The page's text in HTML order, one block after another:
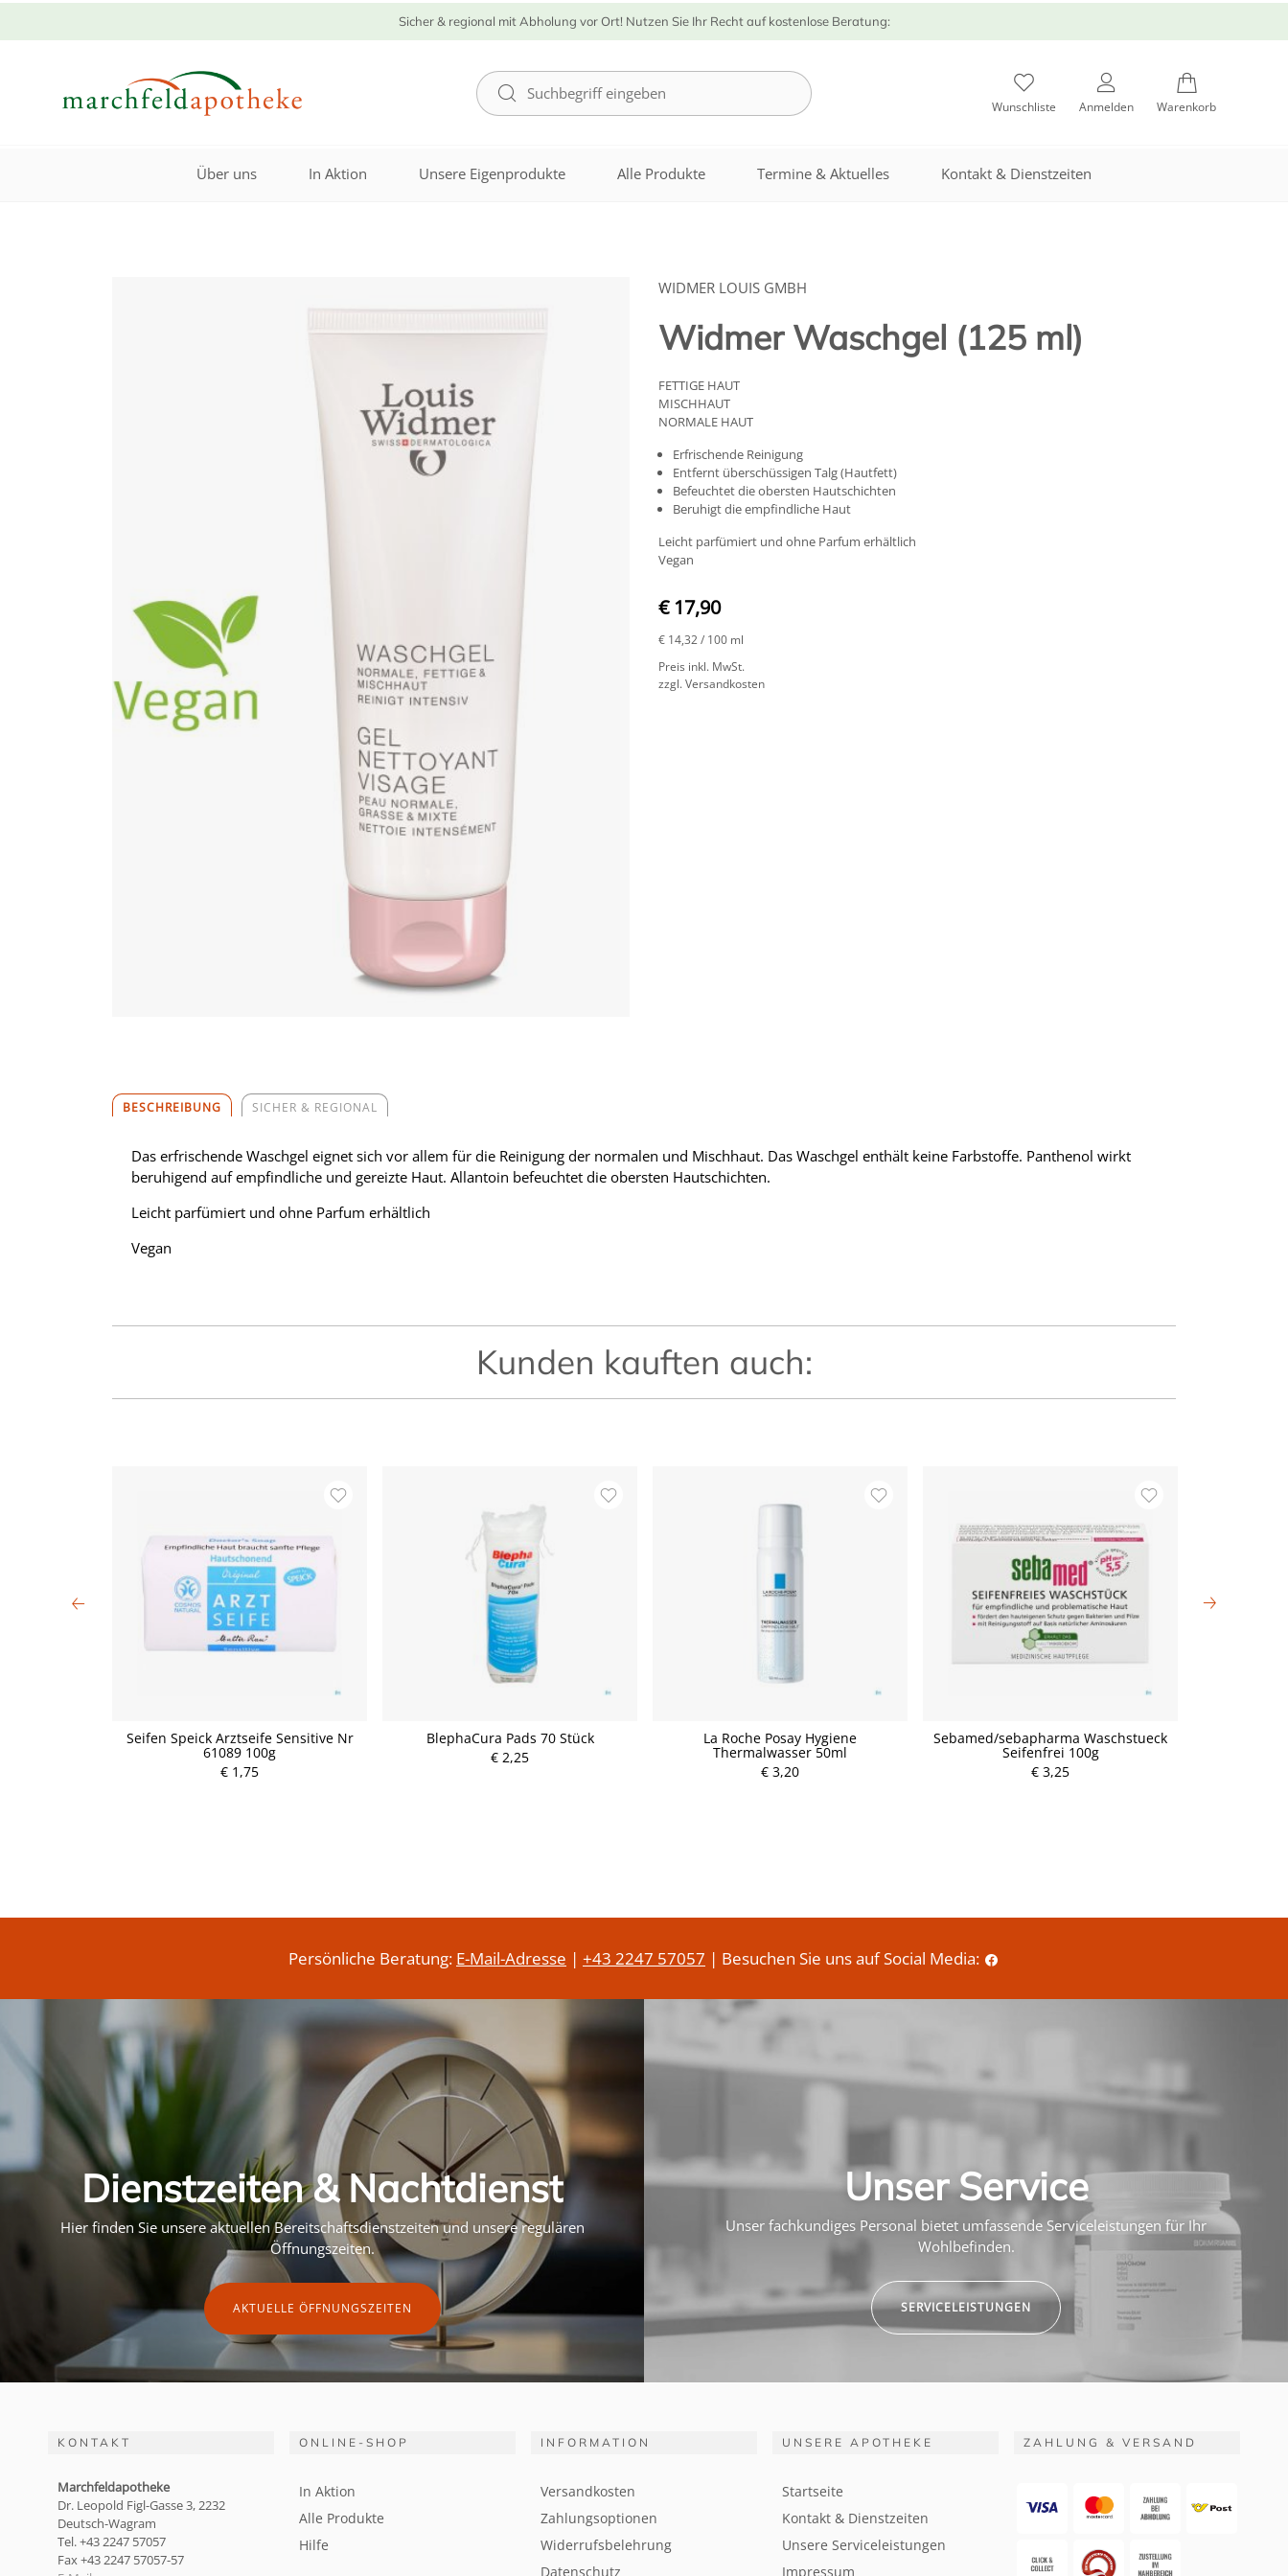
Sicher & regional mit Abholung vor Ort! Nutzen Sie Ihr Recht auf kostenlose Beratung:
Wunschliste Anmelden Warenkorb
Über uns In Aktion Unsere Eigenprodukte Alle Produkte Termine & Aktuelles Kontakt & Dienstzeiten
WIDMER LOUIS GMBH
Widmer Waschgel (125 ml)
FETTIGE HAUT
MISCHHAUT
NORMALE HAUT
Erfrischende Reinigung
Entfernt überschüssigen Talg (Hautfett)
Befeuchtet die obersten Hautschichten
Beruhigt die empfindliche Haut
Leicht parfümiert und ohne Parfum erhältlich
Vegan
€ 17,90
€ 14,32/ 100 ml
Preis inkl. MwSt.
zzgl. Versandkosten
BESCHREIBUNG SICHER & REGIONAL
Das erfrischende Waschgel eignet sich vor allem für die Reinigung der normalen und Mischhaut. Das Waschgel enthält keine Farbstoffe. Panthenol wirkt
beruhigend auf empfindliche und gereizte Haut. Allantoin befeuchtet die obersten Hautschichten.
Leicht parfümiert und ohne Parfum erhältlich
Vegan
Kunden kauften auch:
Seifen Speick Arztseife Sensitive Nr
61089 100g
€ 1,75
BlephaCura Pads 70 Stück
€ 2,25
La Roche Posay Hygiene
Thermalwasser 50ml
€ 3,20
Sebamed/sebapharma Waschstueck
Seifenfrei 100g
€ 3,25
P
r
P
P
P
r
Persönliche Beratung: E-Mail-Adresse | +43 2247 57057 | Besuchen Sie uns auf Social Media:
Dienstzeiten & Nachtdienst
Hier finden Sie unsere aktuellen Bereitschaftsdienstzeiten und unsere regulären
Öffnungszeiten.
AKTUELLE ÖFFNUNGSZEITEN
Unser Service
Unser fachkundiges Personal bietet umfassende Serviceleistungen für Ihr
Wohlbefinden.
SERVICELEISTUNGEN
KONTAKT
Marchfeldapotheke
Dr. Leopold Figl-Gasse 3, 2232
Deutsch-Wagram
Tel. +43 2247 57057
Fax +43 2247 57057-57
ONLINE-SHOP
In Aktion
Alle Produkte
Hilfe
INFORMATION
Versandkosten
Zahlungsoptionen
Widerrufsbelehrung
Datenschutz
UNSERE APOTHEKE
Startseite
Kontakt & Dienstzeiten
Unsere Serviceleistungen
Impressum
ZAHLUNG & VERSAND